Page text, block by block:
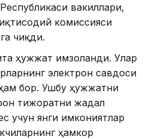
вакиллари,
комиссияси
чиқди.
ҳужжат имзоланди. Улар
электрон савдоси
бор. Ушбу ҳужжатни
тижоратни жадал
учун янги имкониятлар
ҳамкор